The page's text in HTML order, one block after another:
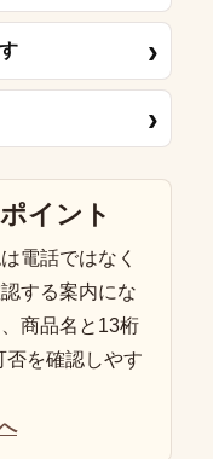
›
›
イント
電話ではなく
する案内にな
商品名と13桁
を確認しやす